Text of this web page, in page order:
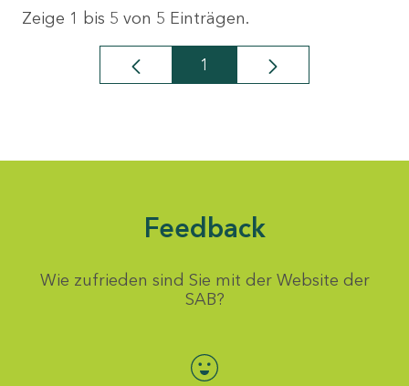
Zeige 1 bis 5 von 5 Einträgen.
Seite
1
Feedback
Wie zufrieden sind Sie mit der Website der
SAB?
Bewertung auswählen